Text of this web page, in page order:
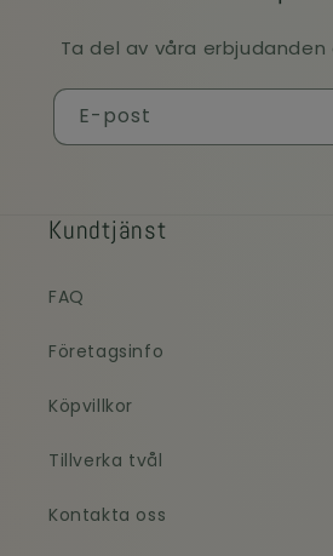
Ta del av våra
E-post
Kundtjänst
FAQ
Företagsinfo
Köpvillkor
Tillverka tvål
Kontakta oss